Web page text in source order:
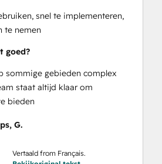
snel te implementeren,
te nemen
goed?
sommige gebieden complex
staat altijd klaar om
bieden
G.
Vertaald from Français.